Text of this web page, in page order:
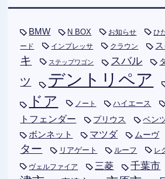
BMW N BOX お知らせ ひ
ード
インプレッサ クラウン
キ
ステップワゴン スバル
ツ
デントリペア
ドア
ノート ハイエース
トフェンダー
プリウス ベン
ボンネット マツダ ムーヴ
ター
リアゲート ルーフ レ
ヴェルファイア 三菱 千葉市